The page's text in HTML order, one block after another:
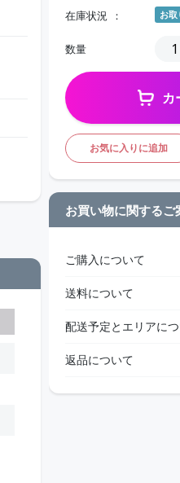
在庫状況 お
数量
カ
お気に入りに追加
お買い物に関するご
ご購入について
送料について
配送予定とエリアに
返品について